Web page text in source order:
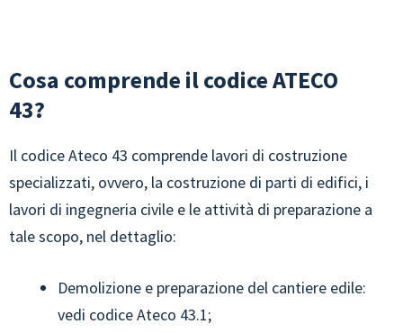
Cosa comprende il codice ATECO
43?
Il codice Ateco 43 comprende lavori di costruzione
specializzati, ovvero, la costruzione di parti di edifici, i
lavori di ingegneria civile e le attività di preparazione a
tale scopo, nel dettaglio:
Demolizione e preparazione del cantiere edile:
vedi codice Ateco 43.1;